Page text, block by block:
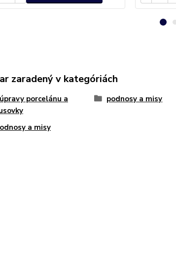
zaradený v kategóriách
porcelánu a
podnosy a misy
a misy